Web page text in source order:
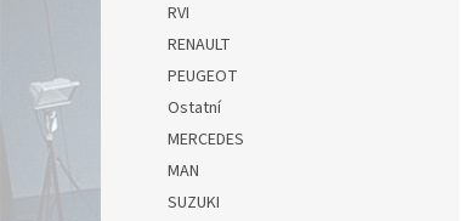
RVI
RENAULT
PEUGEOT
Ostatní
MERCEDES
MAN
SUZUKI